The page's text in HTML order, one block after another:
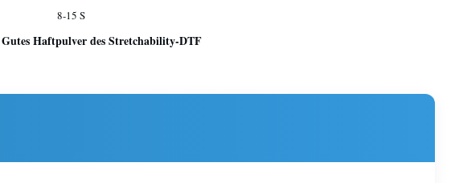
8-15 S
Gutes Haftpulver des Stretchability-DTF